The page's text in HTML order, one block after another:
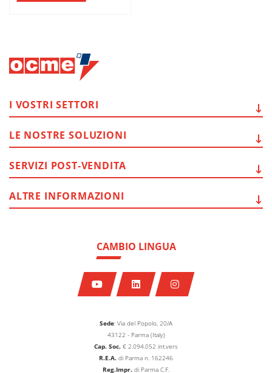
Sede: Via del Popolo, 20/A
43122 - Parma (Italy)
Cap. Soc. € 2.094.052 int.vers
R.E.A. di Parma n. 162246
Reg.Impr. di Parma C.F.
CAMBIO LINGUA
I VOSTRI SETTORI
LE NOSTRE SOLUZIONI
SERVIZI POST-VENDITA
ALTRE INFORMAZIONI